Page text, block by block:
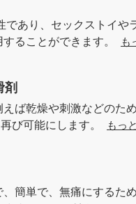
であり、セックストイや
することができます。
も
剤
ば乾燥や刺激などのた
再び可能にします。
もっ
簡単で、無痛にするた